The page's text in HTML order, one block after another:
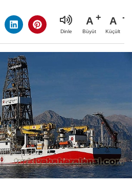
Dinle
A
Büyüt
A
Küçült